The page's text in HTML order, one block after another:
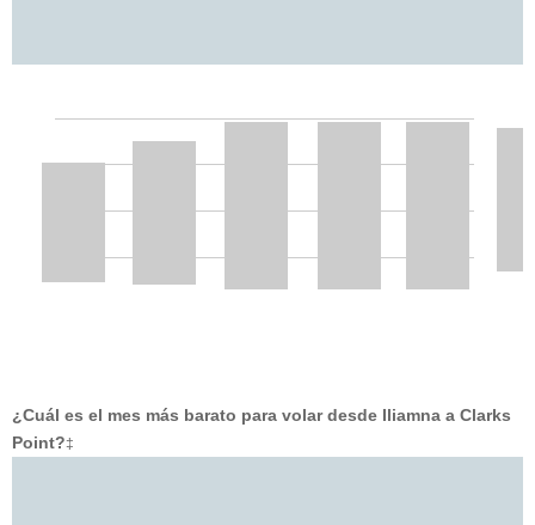
¿Cuál es el mes más barato para volar desde Iliamna a Clarks
Point?‡